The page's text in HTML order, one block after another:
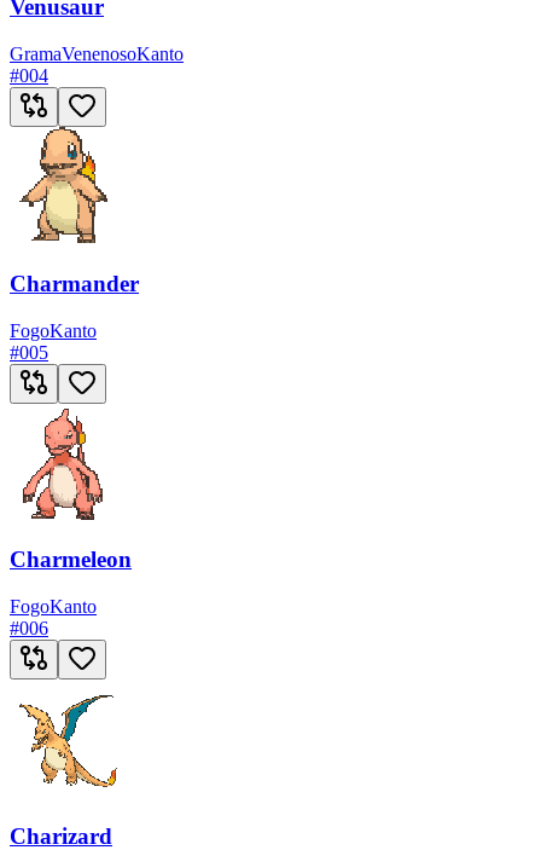
Venusaur
GramaVenenosoKanto
#004
Charmander
FogoKanto
#005
Charmeleon
FogoKanto
#006
Charizard